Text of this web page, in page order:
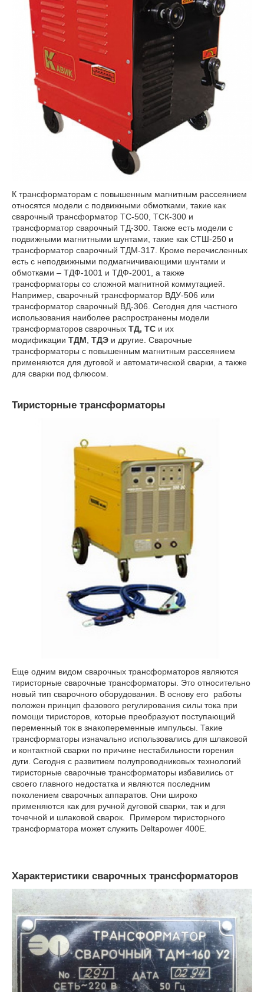
К трансформаторам с повышенным магнитным рассеянием
относятся модели с подвижными обмотками, такие как
сварочный трансформатор ТС-500, ТСК-300 и
трансформатор сварочный ТД-300. Также есть модели с
подвижными магнитными шунтами, такие как СТШ-250 и
трансформатор сварочный ТДМ-317. Кроме перечисленных
есть с неподвижными подмагничивающими шунтами и
обмотками – ТДФ-1001 и ТДФ-2001, а также
трансформаторы со сложной магнитной коммутацией.
Например, сварочный трансформатор ВДУ-506 или
трансформатор сварочный ВД-306. Сегодня для частного
использования наиболее распространены модели
трансформаторов сварочных ТД, ТС и их
модификации ТДМ, ТДЭ и другие. Сварочные
трансформаторы с повышенным магнитным рассеянием
применяются для дуговой и автоматической сварки, а также
для сварки под флюсом.
Тиристорные трансформаторы
Еще одним видом сварочных трансформаторов являются
тиристорные сварочные трансформаторы. Это относительно
новый тип сварочного оборудования. В основу его работы
положен принцип фазового регулирования силы тока при
помощи тиристоров, которые преобразуют поступающий
переменный ток в знакопеременные импульсы. Такие
трансформаторы изначально использовались для шлаковой
и контактной сварки по причине нестабильности горения
дуги. Сегодня с развитием полупроводниковых технологий
тиристорные сварочные трансформаторы избавились от
своего главного недостатка и являются последним
поколением сварочных аппаратов. Они широко
применяются как для ручной дуговой сварки, так и для
точечной и шлаковой сварок. Примером тиристорного
трансформатора может служить Deltapower 400E.
Характеристики сварочных трансформаторов